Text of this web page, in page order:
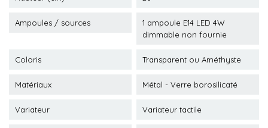
Ampoules / sources
1 ampoule E14 LED 4W
dimmable non fournie
Coloris Transparent ou Améthyste
Matériaux Métal - Verre borosilicaté
Variateur Variateur tactile